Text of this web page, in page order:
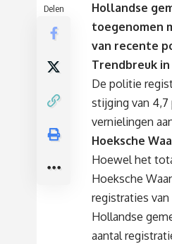
Delen
Hollandse
toegenomen
van recente
Trendbreuk
De politie
stijging van
vernielingen
Hoeksche
Hoewel het
Hoeksche
registraties van
Hollandse
aantal